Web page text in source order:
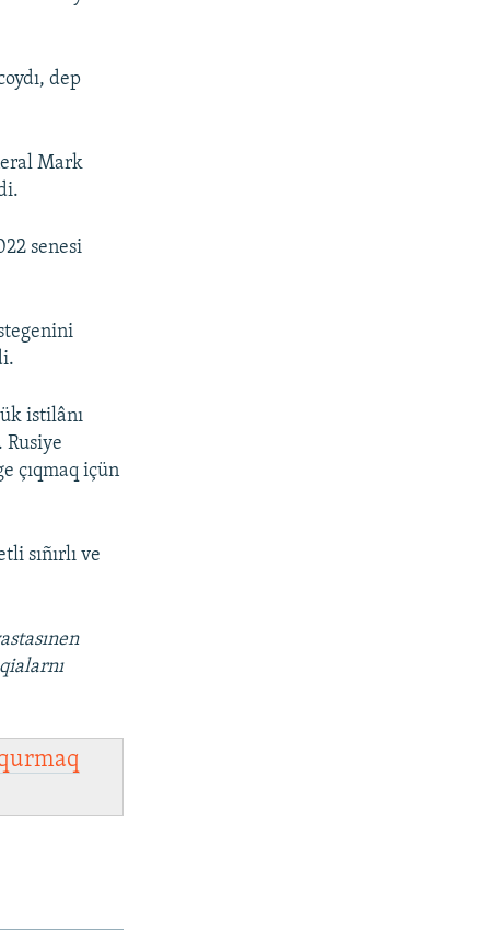
dep
Mark
senesi
istilânı
Rusiye
çıqmaq içün
sıñırlı ve